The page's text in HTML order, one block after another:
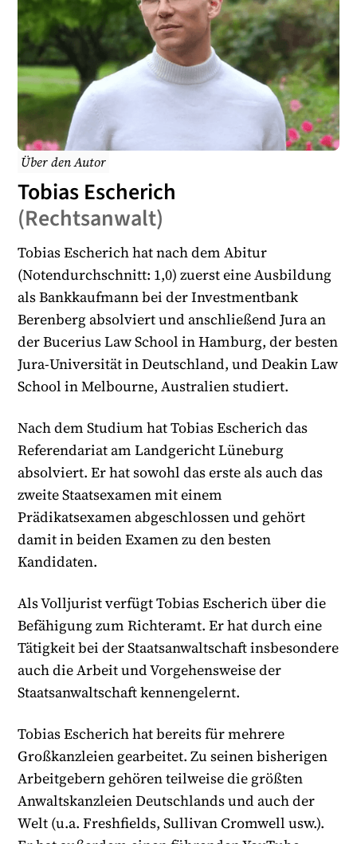
Über den Autor
Tobias Escherich
(Rechtsanwalt)
Tobias Escherich hat nach dem Abitur
(Notendurchschnitt: 1,0) zuerst eine Ausbildung
als Bankkaufmann bei der Investmentbank
Berenberg absolviert und anschließend Jura an
der Bucerius Law School in Hamburg, der besten
Jura-Universität in Deutschland, und Deakin Law
School in Melbourne, Australien studiert.
Nach dem Studium hat Tobias Escherich das
Referendariat am Landgericht Lüneburg
absolviert. Er hat sowohl das erste als auch das
zweite Staatsexamen mit einem
Prädikatsexamen abgeschlossen und gehört
damit in beiden Examen zu den besten
Kandidaten.
Als Volljurist verfügt Tobias Escherich über die
Befähigung zum Richteramt. Er hat durch eine
Tätigkeit bei der Staatsanwaltschaft insbesondere
auch die Arbeit und Vorgehensweise der
Staatsanwaltschaft kennengelernt.
Tobias Escherich hat bereits für mehrere
Großkanzleien gearbeitet. Zu seinen bisherigen
Arbeitgebern gehören teilweise die größten
Anwaltskanzleien Deutschlands und auch der
Welt (u.a. Freshfields, Sullivan Cromwell usw.).